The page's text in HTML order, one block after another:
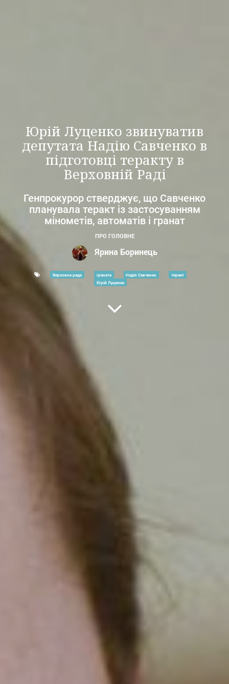
Юрій Луценко звинуватив
депутата Надію Савченко в
підготовці теракту в
Верховній Раді
Генпрокурор стверджує, що Савченко
планувала теракт із застосуванням
мінометів, автоматів і гранат
ПРО ГОЛОВНЕ
Ярина Боринець
Верховна рада граната Надія Савченко
теракт
Юрій Луценко